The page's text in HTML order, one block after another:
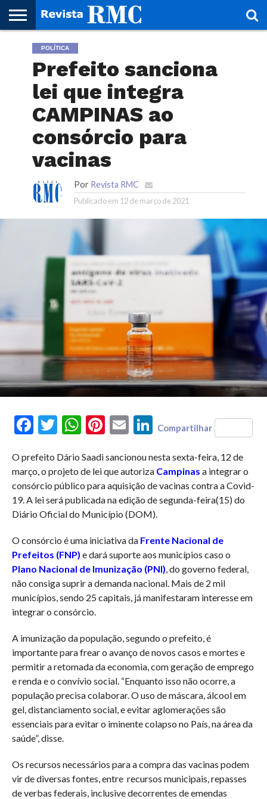
HOME
REVISTA
PROJETO
RMC – 20
ARTE &
NOTÍCIAS
CORPORATIVAS
EDIÇÕES
ANTERIORES
PARCEIROS
FAÇA
SEU
SITE!
FALEPOLÍTICA
Prefeito sanciona
lei que integra
CAMPINAS ao
consórcio para
vacinas
Por Revista RMC
Publicado em 12 de março de 2021
FacebookTwitterWhatsAppPinterest
Email LinkedIn
Compartilhar
O prefeito Dário Saadi sancionou nesta sexta-feira, 12 de
março, o projeto de lei que autoriza Campinas a integrar o
consórcio público para aquisição de vacinas contra a Covid-
19. A lei será publicada na edição de segunda-feira(15) do
Diário Oficial do Município (DOM).
O consórcio é uma iniciativa da Frente Nacional de
Prefeitos (FNP) e dará suporte aos municípios caso o
Plano Nacional de Imunização (PNI) , do governo federal,
não consiga suprir a demanda nacional. Mais de 2 mil
municípios, sendo 25 capitais, já manifestaram interesse em
integrar o consórcio.
A imunização da população, segundo o prefeito, é
importante para frear o avanço de novos casos e mortes e
permitir a retomada da economia, com geração de emprego
e renda e o convívio social. “Enquanto isso não ocorre, a
população precisa colaborar. O uso de máscara, álcool em
gel, distanciamento social, e evitar aglomerações são
essenciais para evitar o iminente colapso no País, na área da
saúde”, disse.
Os recursos necessários para a compra das vacinas podem
vir de diversas fontes, entre recursos municipais, repasses
de verbas federais, inclusive decorrentes de emendas